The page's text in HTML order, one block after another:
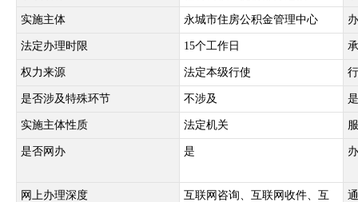
实施主体 永城市住房公积金管理中心
法定办理时限 15个工作日
权力来源 法定本级行使
是否涉及特殊环节 不涉及
实施主体性质 法定机关
是否网办 是
网上办理深度
互联网咨询、互联网收件、互